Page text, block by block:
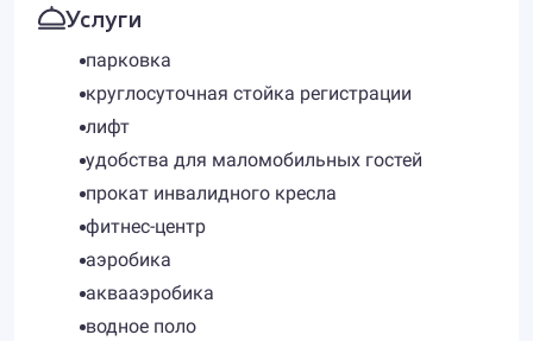
Услуги
парковка
круглосуточная стойка регистрации
лифт
удобства для маломобильных гостей
прокат инвалидного кресла
фитнес-центр
аэробика
аквааэробика
водное поло